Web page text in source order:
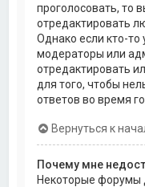
проголосовать, то
отредактировать
Однако если кто-то
модераторы или
отредактировать
для того, чтобы
ответов во время
Вернуться к
Почему мне
Некоторые форумы